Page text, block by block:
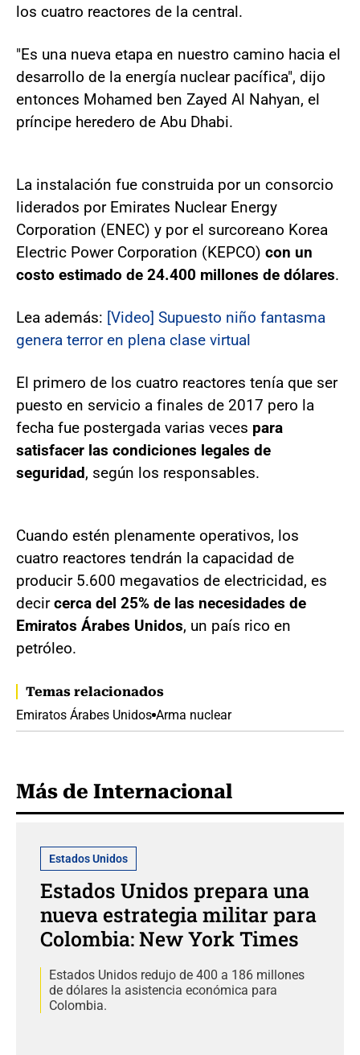
los cuatro reactores de la central.
"Es una nueva etapa en nuestro camino hacia el
desarrollo de la energía nuclear pacífica", dijo
entonces Mohamed ben Zayed Al Nahyan, el
príncipe heredero de Abu Dhabi.
La instalación fue construida por un consorcio
liderados por Emirates Nuclear Energy
Corporation (ENEC) y por el surcoreano Korea
Electric Power Corporation (KEPCO) con un
costo estimado de 24.400 millones de dólares.
Lea además: [Video] Supuesto niño fantasma
genera terror en plena clase virtual
El primero de los cuatro reactores tenía que ser
puesto en servicio a finales de 2017 pero la
fecha fue postergada varias veces para
satisfacer las condiciones legales de
seguridad, según los responsables.
Cuando estén plenamente operativos, los
cuatro reactores tendrán la capacidad de
producir 5.600 megavatios de electricidad, es
decircerca del 25% de las necesidades de
Emiratos Árabes Unidos, un país rico en
petróleo.
Temas relacionados
Emiratos Árabes Unidos Arma nuclear
Más de Internacional
Estados Unidos
Estados Unidos prepara una
nueva estrategia militar para
Colombia: New York Times
Estados Unidos redujo de 400 a 186 millones
de dólares la asistencia económica para
Colombia.